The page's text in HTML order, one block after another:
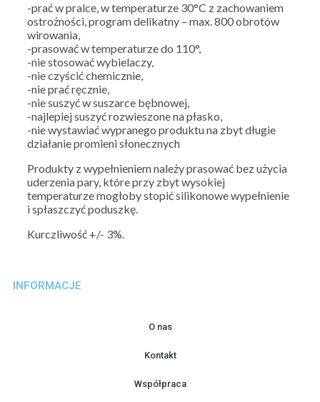
-prać w pralce, w temperaturze 30°C z zachowaniem
ostrożności, program delikatny – max. 800 obrotów
wirowania,
-prasować w temperaturze do 110°,
-nie stosować wybielaczy,
-nie czyścić chemicznie,
-nie prać ręcznie,
-nie suszyć w suszarce bębnowej,
-najlepiej suszyć rozwieszone na płasko,
-nie wystawiać wypranego produktu na zbyt długie
działanie promieni słonecznych
Produkty z wypełnieniem należy prasować bez użycia
uderzenia pary, które przy zbyt wysokiej
temperaturze mogłoby stopić silikonowe wypełnienie
i spłaszczyć poduszkę.
Kurczliwość +/- 3%.
INFORMACJE
O nas
Kontakt
Współpraca